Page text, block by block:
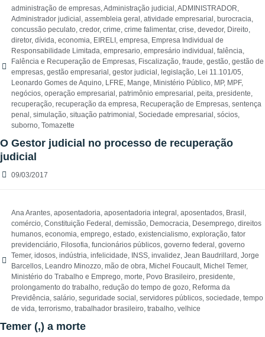
administração de empresas,Administração judicial ,ADMINISTRADOR,
Administrador judicial , assembleia geral , atividade empresarial , burocracia,
concussão peculato, credor, crime, crime falimentar, crise, devedor, Direito,
diretor, dívida, economia, EIRELI , empresa, Empresa Individual de
Responsabilidade Limitada, empresario, empresário individual , falência,
Falência e Recuperação de Empresas, Fiscalização, fraude, gestão, gestão de
empresas, gestão empresarial , gestor judicial , legislação, Lei 11.101/05,
Leonardo Gomes de Aquino, LFRE, Mange, Ministério Público, MP, MPF,
negócios, operação empresarial , patrimônio empresarial , peita, presidente,
recuperação, recuperação da empresa, Recuperação de Empresas, sentença
penal , simulação, situação patrimonial , Sociedade empresarial , sócios,
suborno, Tomazette
O Gestor judicial no processo de recuperação
judicial
09/03/2017
Ana Arantes, aposentadoria, aposentadoria integral , aposentados, Brasil ,
comércio, Constituição Federal , demissão, Democracia, Desemprego, direitos
humanos, economia, emprego, estado, existencialismo, exploração, fator
previdenciário, Filosofia, funcionários públicos, governo federal , governo
Temer, idosos, indústria, infelicidade, INSS, invalidez, Jean Baudrillard , Jorge
Barcellos, Leandro Minozzo, mão de obra, Michel Foucault, Michel Temer,
Ministério do Trabalho e Emprego, morte, Povo Brasileiro, presidente,
prolongamento do trabalho, redução do tempo de gozo, Reforma da
Previdência, salário, seguridade social , servidores públicos, sociedade, tempo
de vida, terrorismo, trabalhador brasileiro, trabalho, velhice
Temer (,) a morte